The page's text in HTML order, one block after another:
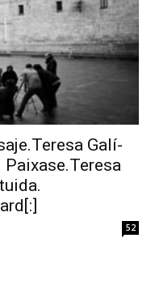
Galí-
52